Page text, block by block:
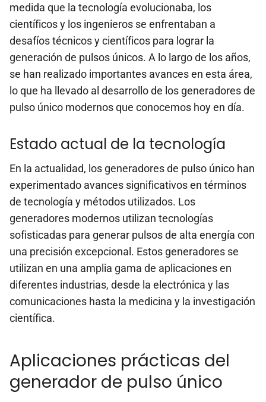
medida que la tecnología evolucionaba, los
científicos y los ingenieros se enfrentaban a
desafíos técnicos y científicos para lograr la
generación de pulsos únicos. A lo largo de los años,
se han realizado importantes avances en esta área,
lo que ha llevado al desarrollo de los generadores de
pulso único modernos que conocemos hoy en día.
Estado actual de la tecnología
En la actualidad, los generadores de pulso único han
experimentado avances significativos en términos
de tecnología y métodos utilizados. Los
generadores modernos utilizan tecnologías
sofisticadas para generar pulsos de alta energía con
una precisión excepcional. Estos generadores se
utilizan en una amplia gama de aplicaciones en
diferentes industrias, desde la electrónica y las
comunicaciones hasta la medicina y la investigación
científica.
Aplicaciones prácticas del
generador de pulso único